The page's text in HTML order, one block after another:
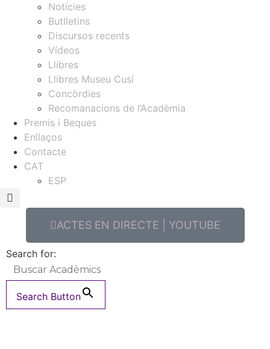
Notícies
Butlletins
Discursos recents
Vídeos
Llibres
Llibres Museu Cusí
Concòrdies
Recomanacions de l’Acadèmia
Premis i Beques
Enllaços
Contacte
CAT
ESP
ACTES EN DIRECTE | YOUTUBE
Search for:
Search Button